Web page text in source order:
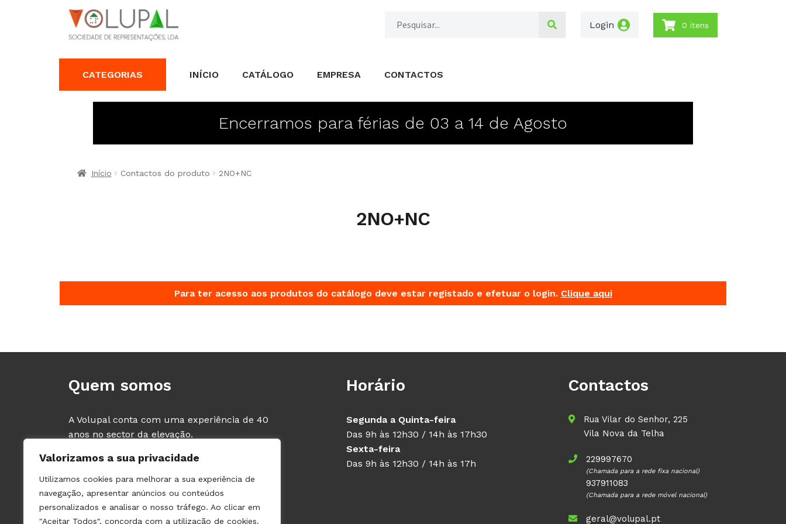
Valorizamos a sua privacidade
Utilizamos cookies para melhorar a sua experiência de
navegação, apresentar anúncios ou conteúdos
personalizados e analisar o nosso tráfego. Ao clicar em
"Aceitar Todos", concorda com a utilização de cookies.
Login 0 itens
CATEGORIAS INÍCIO CATÁLOGO EMPRESA CONTACTOS
Encerramos para férias de 03 a 14 de Agosto
Início Contactos do produto 2NO+NC
2NO+NC
Para ter acesso aos produtos do catálogo deve estar registado e efetuar o login. Clique aqui
Quem somos
A Volupal conta com uma experiência de 40
anos no sector da elevação.
fabricantes de Elevadores e Componentes,
tendo como clientes exclusivos os
PROFISSIONAIS deste sector (fabricantes e
instaladores de ascensores).
Horário
Segunda a Quinta-feira
Das 9h às 12h30 / 14h às 17h30
Sexta-feira
Das 9h às 12h30 / 14h às 17h
Contactos
Rua Vilar do Senhor, 225
Vila Nova da Telha
229997670
(Chamada para a rede fixa nacional)
937911083
(Chamada para a rede móvel nacional)
geral@volupal.pt